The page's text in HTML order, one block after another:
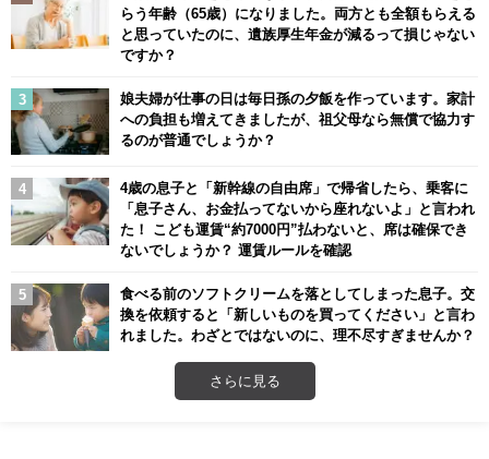
らう年齢（65歳）になりました。両方とも全額もらえる
と思っていたのに、遺族厚生年金が減るって損じゃない
ですか？
娘夫婦が仕事の日は毎日孫の夕飯を作っています。家計
への負担も増えてきましたが、祖父母なら無償で協力す
るのが普通でしょうか？
4歳の息子と「新幹線の自由席」で帰省したら、乗客に
「息子さん、お金払ってないから座れないよ」と言われ
た！ こども運賃“約7000円”払わないと、席は確保でき
ないでしょうか？ 運賃ルールを確認
食べる前のソフトクリームを落としてしまった息子。交
換を依頼すると「新しいものを買ってください」と言わ
れました。わざとではないのに、理不尽すぎませんか？
さらに見る